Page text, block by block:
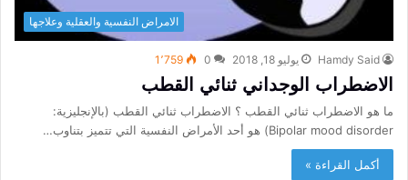
الامراض النفسية والعقلية وعلاجها
Hamdy Said يوليو 18, 2018 0 1٬759
الاضطراب الوجداني ثنائي القطب
ما هو الاضطراب ثنائي القطب ؟ الاضطراب ثنائي القطب (بالإنجليزية:
Bipolar mood disorder) هو أحد الأمراض النفسية التي تتميز بتناوب…
أكمل القراءة »